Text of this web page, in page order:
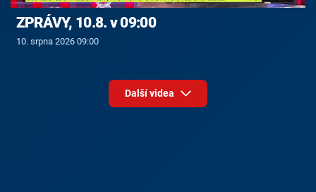
ZPRÁVY, 10.8. v 09:00
10. srpna 2026 09:00
Další videa